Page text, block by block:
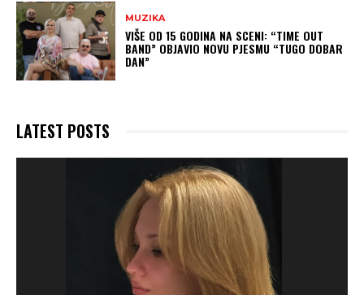
MUZIKA
VIŠE OD 15 GODINA NA SCENI: “TIME OUT
BAND” OBJAVIO NOVU PJESMU “TUGO DOBAR
DAN”
LATEST POSTS